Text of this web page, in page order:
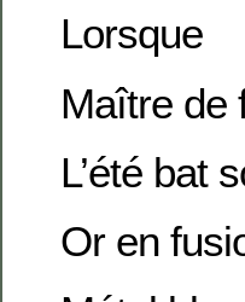
Lorsque
Maître de
L’été bat
Or en